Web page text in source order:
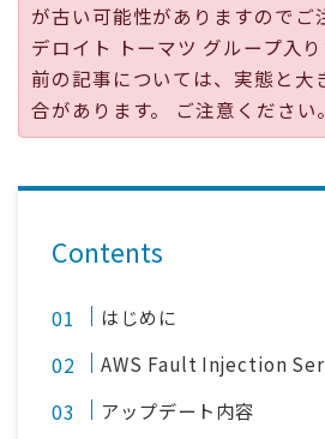
が古い可能性がありますのでご
デロイト トーマツ グループ入
前の記事については、実態と大
合があります。 ご注意ください。
Contents
はじめに
AWS Fault Injection
アップデート内容